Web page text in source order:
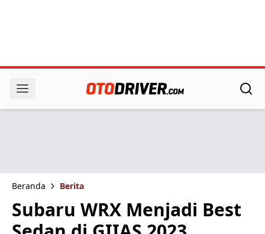
Beranda Berita
Subaru WRX Menjadi Best